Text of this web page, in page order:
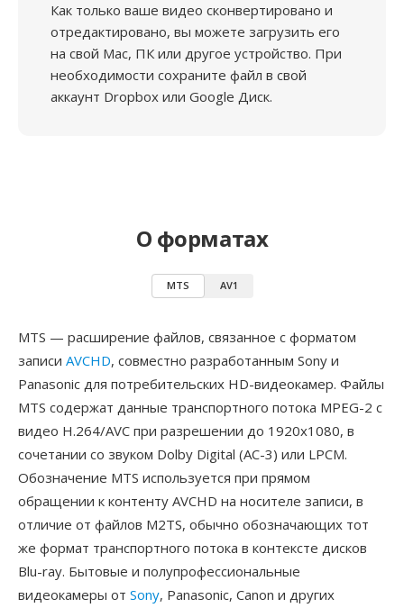
Как только ваше видео сконвертировано и
отредактировано, вы можете загрузить его
на свой Mac, ПК или другое устройство. При
необходимости сохраните файл в свой
аккаунт Dropbox или Google Диск.
О форматах
MTS AV1
MTS — расширение файлов, связанное с форматом
записи AVCHD, совместно разработанным Sony и
Panasonic для потребительских HD-видеокамер. Файлы
MTS содержат данные транспортного потока MPEG-2 с
видео H.264/AVC при разрешении до 1920x1080, в
сочетании со звуком Dolby Digital (AC-3) или LPCM.
Обозначение MTS используется при прямом
обращении к контенту AVCHD на носителе записи, в
отличие от файлов M2TS, обычно обозначающих тот
же формат транспортного потока в контексте дисков
Blu-ray. Бытовые и полупрофессиональные
видеокамеры от Sony, Panasonic, Canon и других